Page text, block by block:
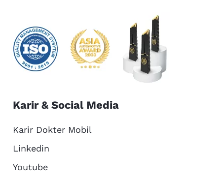
Karir & Social Media
Karir Dokter Mobil
Linkedin
Youtube